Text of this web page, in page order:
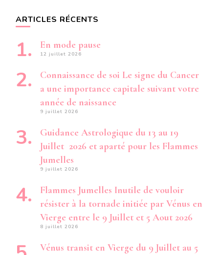
ARTICLES RÉCENTS
En mode pause
12 juillet 2026
Connaissance de soi Le signe du Cancer
a une importance capitale suivant votre
année de naissance
9 juillet 2026
Guidance Astrologique du 13 au 19
Juillet 2026 et aparté pour les Flammes
Jumelles
9 juillet 2026
Flammes Jumelles Inutile de vouloir
résister à la tornade initiée par Vénus en
Vierge entre le 9 Juillet et 5 Aout 2026
8 juillet 2026
Vénus transit en Vierge du 9 Juillet au 5